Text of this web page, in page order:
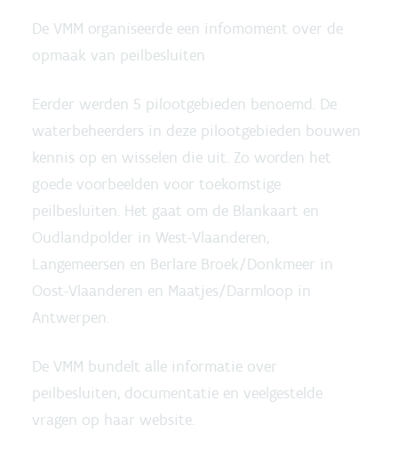
De VMM organiseerde een infomoment over de
opmaak van peilbesluiten
Eerder werden 5 pilootgebieden benoemd. De
waterbeheerders in deze pilootgebieden bouwen
kennis op en wisselen die uit. Zo worden het
goede voorbeelden voor toekomstige
peilbesluiten. Het gaat om de Blankaart en
Oudlandpolder in West-Vlaanderen,
Langemeersen en Berlare Broek/Donkmeer in
Oost-Vlaanderen en Maatjes/Darmloop in
Antwerpen.
De VMM bundelt alle informatie over
peilbesluiten, documentatie en veelgestelde
vragen op haar website.